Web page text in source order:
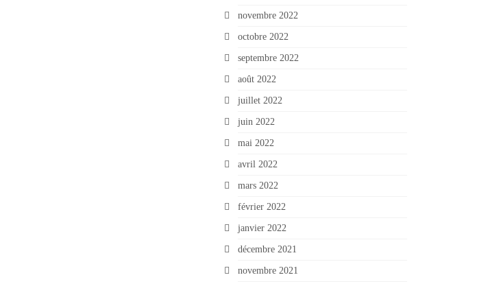
novembre 2022
octobre 2022
septembre 2022
août 2022
juillet 2022
juin 2022
mai 2022
avril 2022
mars 2022
février 2022
janvier 2022
décembre 2021
novembre 2021